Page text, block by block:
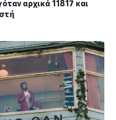
αρχικά 11817 και